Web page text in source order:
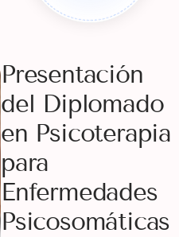
Presentación
del Diplomado
en Psicoterapia
para
Enfermedades
Psicosomáticas